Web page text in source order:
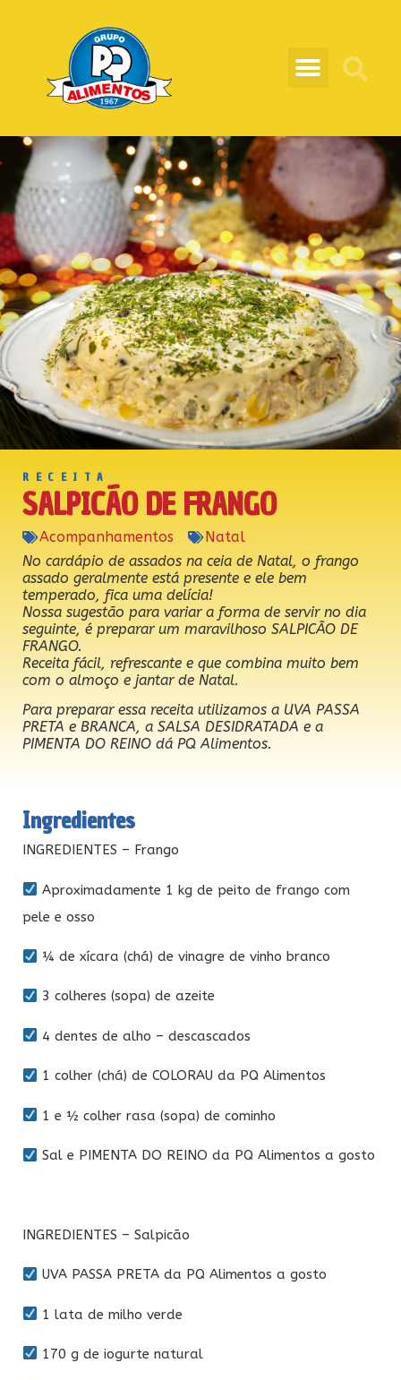
RECEITA
SALPICÃO DE FRANGO
Acompanhamentos
Natal
No cardápio de assados na ceia de Natal, o frango
assado geralmente está presente e ele bem
temperado, fica uma delícia!
Nossa sugestão para variar a forma de servir no dia
seguinte, é preparar um maravilhoso SALPICÃO DE
FRANGO.
Receita fácil, refrescante e que combina muito bem
com o almoço e jantar de Natal.
Para preparar essa receita utilizamos a UVA PASSA
PRETA e BRANCA, a SALSA DESIDRATADA e a
PIMENTA DO REINO dá PQ Alimentos.
Ingredientes
INGREDIENTES – Frango
Aproximadamente 1 kg de peito de frango com
pele e osso
¼ de xícara (chá) de vinagre de vinho branco
3 colheres (sopa) de azeite
4 dentes de alho – descascados
1 colher (chá) de COLORAU da PQ Alimentos
1 e ½ colher rasa (sopa) de cominho
Sal e PIMENTA DO REINO da PQ Alimentos a gosto
INGREDIENTES – Salpicão
UVA PASSA PRETA da PQ Alimentos a gosto
1 lata de milho verde
170 g de iogurte natural